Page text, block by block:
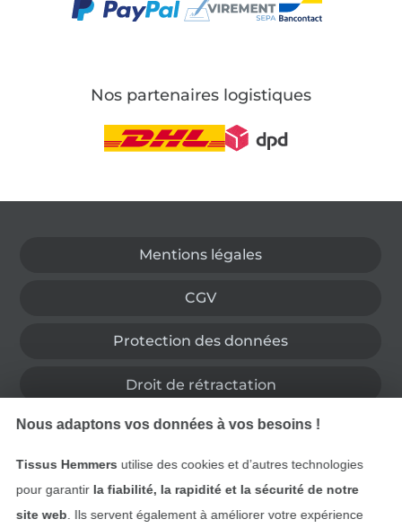
Nos partenaires logistiques
Mentions légales
CGV
Protection des données
Droit de rétractation
Contact
Nous adaptons vos données à vos besoins !
Tissus Hemmers utilise des cookies et d’autres technologies
pour garantir la fiabilité, la rapidité et la sécurité de notre
site web . Ils servent également à améliorer votre expérience